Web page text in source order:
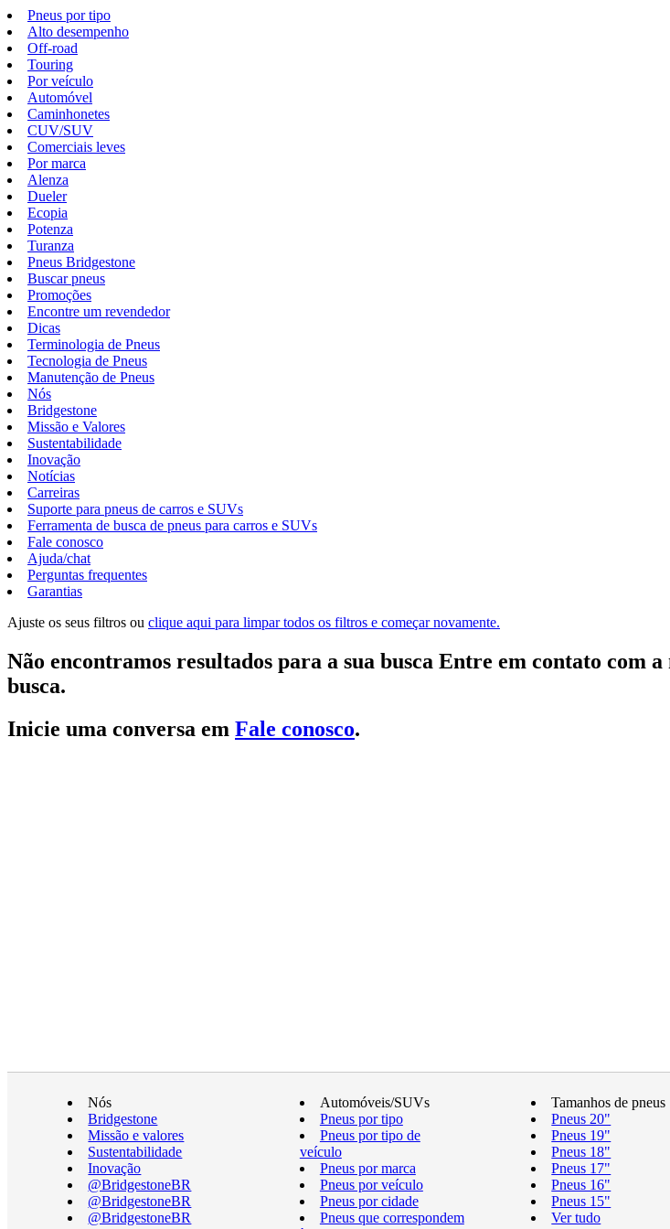
Pneus por tipo
Alto desempenho
Off-road
Touring
Por veículo
Automóvel
Caminhonetes
CUV/SUV
Comerciais leves
Por marca
Alenza
Dueler
Ecopia
Potenza
Turanza
Pneus Bridgestone
Buscar pneus
Promoções
Encontre um revendedor
Dicas
Terminologia de Pneus
Tecnologia de Pneus
Manutenção de Pneus
Nós
Bridgestone
Missão e Valores
Sustentabilidade
Inovação
Notícias
Carreiras
Suporte para pneus de carros e SUVs
Ferramenta de busca de pneus para carros e SUVs
Fale conosco
Ajuda/chat
Perguntas frequentes
Garantias
Ajuste os seus filtros ou clique aqui para limpar todos os filtros e começar novamente.
Não encontramos resultados para a sua busca Entre em contato com
busca.
Inicie uma conversa em Fale conosco.
Nós
Bridgestone
Missão e valores
Sustentabilidade
Inovação
@BridgestoneBR
@BridgestoneBR
@BridgestoneBR
Automóveis/SUVs
Pneus por tipo
Pneus por tipo de
veículo
Pneus por marca
Pneus por veículo
Pneus por cidade
Pneus que correspondem
Tamanhos de pneus
Pneus 20"
Pneus 19"
Pneus 18"
Pneus 17"
Pneus 16"
Pneus 15"
Ver tudo